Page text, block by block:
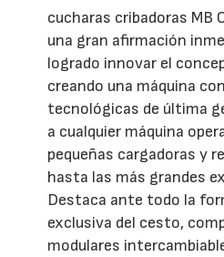
cucharas cribadoras MB
una gran afirmación
logrado innovar el
creando una máquina
tecnológicas de última
a cualquier máquina
pequeñas cargadoras y
hasta las más grandes
Destaca ante todo la
exclusiva del cesto,
modulares